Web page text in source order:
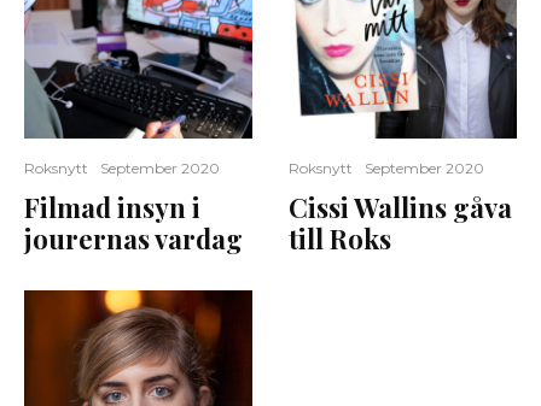
Roksnytt September 2020
Filmad insyn i
jourernas vardag
Roksnytt September 2020
Cissi Wallins gåva
till Roks